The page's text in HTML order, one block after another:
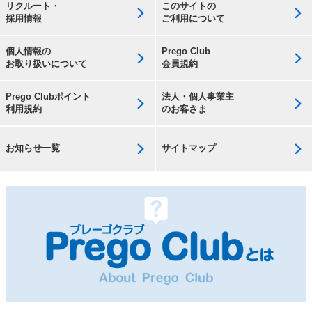
リクルート・
採用情報
このサイトの
ご利用について
個人情報の
お取り扱いについて
Prego Club
会員規約
Prego Clubポイント
利用規約
法人・個人事業主
のお客さま
お知らせ一覧 サイトマップ